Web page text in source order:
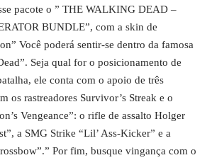
pacote o ” THE WALKING DEAD –
BUNDLE”, com a skin de
Você poderá sentir-se dentro da famosa
Seja qual for o posicionamento de
ele conta com o apoio de três
os rastreadores Survivor’s Streak e o
Vengeance”: o rifle de assalto Holger
a SMG Strike “Lil’ Ass-Kicker” e a
Por fim, busque vingança com o